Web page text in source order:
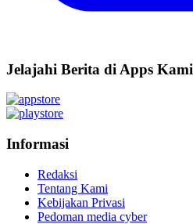
Jelajahi Berita di Apps Kami
Informasi
Redaksi
Tentang Kami
Kebijakan Privasi
Pedoman media cyber